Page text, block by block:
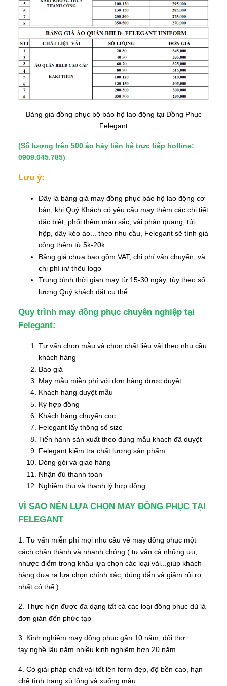
Bảng giá đồng phục bộ bảo hộ lao động tại Đồng Phục
Felegant
(Số lượng trên 500 áo hãy liên hệ trực tiếp hotline:
0909.045.785)
Lưu ý:
Đây là bảng giá may đồng phục bảo hộ lao động cơ
bản, khi Quý Khách có yêu cầu may thêm các chi tiết
đặc biệt, phối thêm màu sắc, vải phản quang, túi
hộp, dây kéo áo... theo nhu cầu, Felegant sẽ tính giá
cộng thêm từ 5k-20k
Bảng giá chưa bao gồm VAT, chi phí vận chuyển, và
chi phí in/ thêu logo
Trung bình thời gian may từ 15-30 ngày, tùy theo số
lượng Quý khách đặt cụ thể
Quy trình may đồng phục chuyên nghiệp tại
Felegant:
Tư vấn chọn mẫu và chọn chất liệu vải theo nhu cầu
khách hàng
Báo giá
May mẫu miễn phí với đơn hàng được duyệt
Khách hàng duyệt mẫu
Ký hợp đồng
Khách hàng chuyển cọc
Felegant lấy thông số size
Tiến hành sản xuất theo đúng mẫu khách đã duyệt
Felegant kiểm tra chất lượng sản phẩm
Đóng gói và giao hàng
Nhận đủ thanh toán
Nghiệm thu và thanh lý hợp đồng
VÌ SAO NÊN LỰA CHỌN MAY ĐỒNG PHỤC TẠI
FELEGANT
1. Tư vấn miễn phí mọi nhu cầu về may đồng phục một
cách chân thành và nhanh chóng ( tư vấn cả những ưu,
nhược điểm trong khâu lựa chọn các loại vải...giúp khách
hàng đưa ra lựa chọn chính xác, đúng đắn và giảm rủi ro
nhất có thể )
2. Thực hiện được đa dạng tất cả các loại đồng phục dù là
đơn giản đến phức tạp
3. Kinh nghiệm may đồng phục gần 10 năm, đội thợ
tay nghề lâu năm nhiều kinh nghiệm hơn 20 năm
4. Có giải pháp chất vải tốt lên form đẹp, độ bền cao, hạn
chế tình trạng xù lông và xuống màu